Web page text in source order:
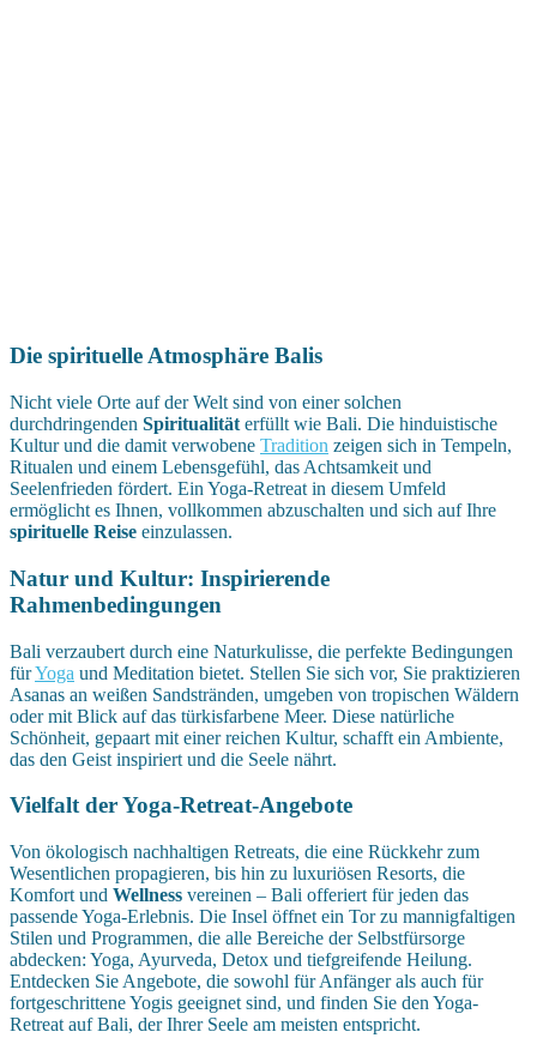
Die spirituelle Atmosphäre Balis
Nicht viele Orte auf der Welt sind von einer solchen
durchdringenden Spiritualität erfüllt wie Bali. Die hinduistische
Kultur und die damit verwobene Tradition zeigen sich in Tempeln,
Ritualen und einem Lebensgefühl, das Achtsamkeit und
Seelenfrieden fördert. Ein Yoga-Retreat in diesem Umfeld
ermöglicht es Ihnen, vollkommen abzuschalten und sich auf Ihre
spirituelle Reise einzulassen.
Natur und Kultur: Inspirierende
Rahmenbedingungen
Bali verzaubert durch eine Naturkulisse, die perfekte Bedingungen
fürYoga und Meditation bietet. Stellen Sie sich vor, Sie praktizieren
Asanas an weißen Sandstränden, umgeben von tropischen Wäldern
oder mit Blick auf das türkisfarbene Meer. Diese natürliche
Schönheit, gepaart mit einer reichen Kultur, schafft ein Ambiente,
das den Geist inspiriert und die Seele nährt.
Vielfalt der Yoga-Retreat-Angebote
Von ökologisch nachhaltigen Retreats, die eine Rückkehr zum
Wesentlichen propagieren, bis hin zu luxuriösen Resorts, die
Komfort und Wellness vereinen – Bali offeriert für jeden das
passende Yoga-Erlebnis. Die Insel öffnet ein Tor zu mannigfaltigen
Stilen und Programmen, die alle Bereiche der Selbstfürsorge
abdecken: Yoga, Ayurveda, Detox und tiefgreifende Heilung.
Entdecken Sie Angebote, die sowohl für Anfänger als auch für
fortgeschrittene Yogis geeignet sind, und finden Sie den Yoga-
Retreat auf Bali, der Ihrer Seele am meisten entspricht.